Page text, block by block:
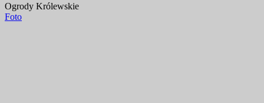
Ogrody Królewskie
Foto